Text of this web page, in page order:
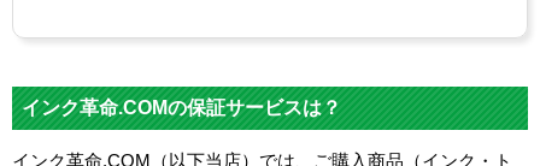
インク革命.COMの保証サービスは？
インク革命.COM（以下当店）では、ご購入商品（インク・ト